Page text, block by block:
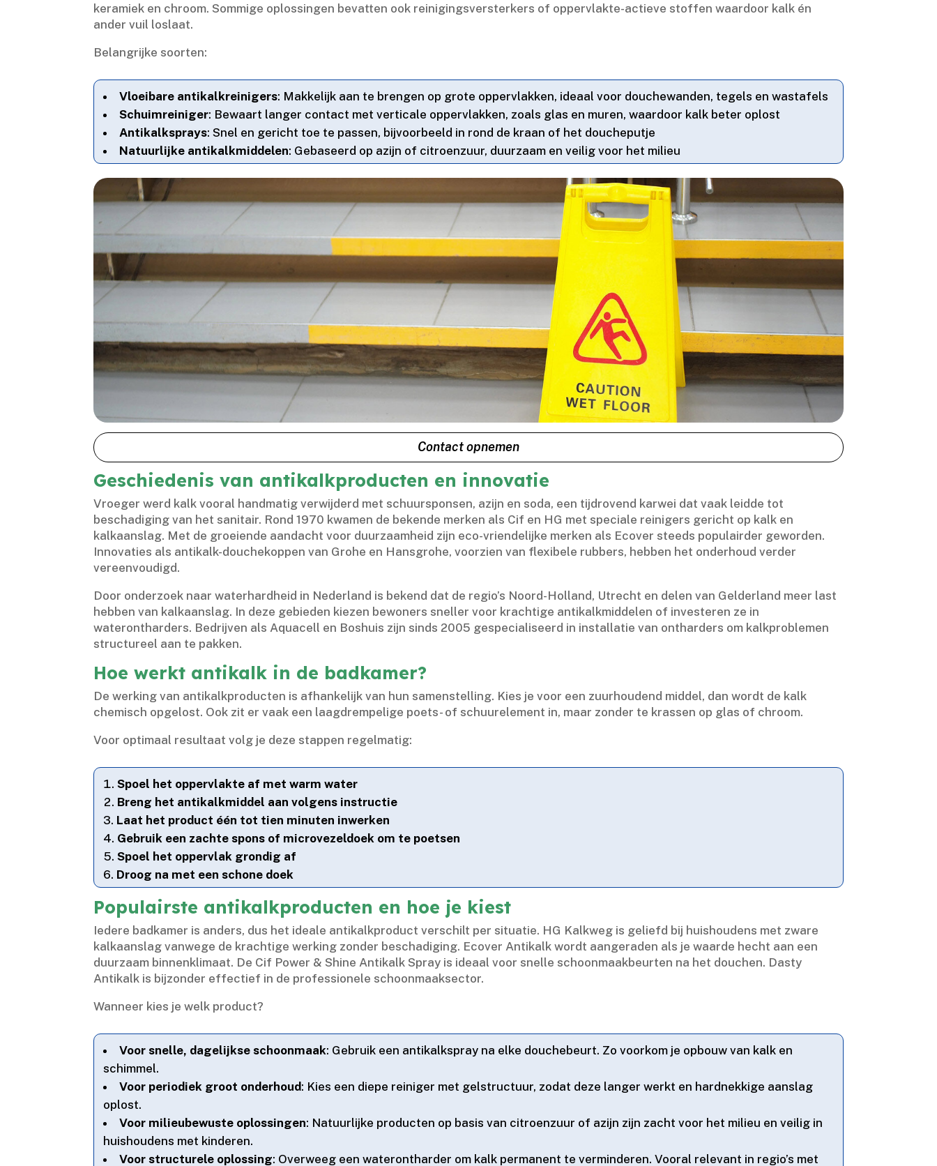
keramiek en chroom.​ Sommige oplossingen bevatten ook reinigingsversterkers of oppervlakte-actieve stoffen waardoor kalk én
ander vuil loslaat.​
Belangrijke soorten:
Vloeibare antikalkreinigers: Makkelijk aan te brengen op grote oppervlakken, ideaal voor douchewanden, tegels en wastafels
Schuimreiniger: Bewaart langer contact met verticale oppervlakken, zoals glas en muren, waardoor kalk beter oplost
Antikalksprays: Snel en gericht toe te passen, bijvoorbeeld in rond de kraan of het doucheputje
Natuurlijke antikalkmiddelen: Gebaseerd op azijn of citroenzuur, duurzaam en veilig voor het milieu
Contact opnemen
Geschiedenis van antikalkproducten en innovatie
Vroeger werd kalk vooral handmatig verwijderd met schuursponsen, azijn en soda, een tijdrovend karwei dat vaak leidde tot
beschadiging van het sanitair.​ Rond 1970 kwamen de bekende merken als Cif en HG met speciale reinigers gericht op kalk en
kalkaanslag.​ Met de groeiende aandacht voor duurzaamheid zijn eco-vriendelijke merken als Ecover steeds populairder geworden.​
Innovaties als antikalk-douchekoppen van Grohe en Hansgrohe, voorzien van flexibele rubbers, hebben het onderhoud verder
vereenvoudigd.​
Door onderzoek naar waterhardheid in Nederland is bekend dat de regio’s Noord-Holland, Utrecht en delen van Gelderland meer last
hebben van kalkaanslag.​ In deze gebieden kiezen bewoners sneller voor krachtige antikalkmiddelen of investeren ze in
waterontharders.​ Bedrijven als Aquacell en Boshuis zijn sinds 2005 gespecialiseerd in installatie van ontharders om kalkproblemen
structureel aan te pakken.​
Hoe werkt antikalk in de badkamer?
De werking van antikalkproducten is afhankelijk van hun samenstelling.​ Kies je voor een zuurhoudend middel, dan wordt de kalk
chemisch opgelost.​ Ook zit er vaak een laagdrempelige poets- of schuurelement in, maar zonder te krassen op glas of chroom.​
Voor optimaal resultaat volg je deze stappen regelmatig:
Spoel het oppervlakte af met warm water
Breng het antikalkmiddel aan volgens instructie
Laat het product één tot tien minuten inwerken
Gebruik een zachte spons of microvezeldoek om te poetsen
Spoel het oppervlak grondig af
Droog na met een schone doek
Populairste antikalkproducten en hoe je kiest
Iedere badkamer is anders, dus het ideale antikalkproduct verschilt per situatie.​ HG Kalkweg is geliefd bij huishoudens met zware
kalkaanslag vanwege de krachtige werking zonder beschadiging.​ Ecover Antikalk wordt aangeraden als je waarde hecht aan een
duurzaam binnenklimaat.​ De Cif Power & Shine Antikalk Spray is ideaal voor snelle schoonmaakbeurten na het douchen.​ Dasty
Antikalk is bijzonder effectief in de professionele schoonmaaksector.​
Wanneer kies je welk product?
Voor snelle, dagelijkse schoonmaak: Gebruik een antikalkspray na elke douchebeurt.​ Zo voorkom je opbouw van kalk en
schimmel.​
Voor periodiek groot onderhoud: Kies een diepe reiniger met gelstructuur, zodat deze langer werkt en hardnekkige aanslag
oplost.​
Voor milieubewuste oplossingen: Natuurlijke producten op basis van citroenzuur of azijn zijn zacht voor het milieu en veilig in
huishoudens met kinderen.​
Voor structurele oplossing: Overweeg een waterontharder om kalk permanent te verminderen.​ Vooral relevant in regio’s met